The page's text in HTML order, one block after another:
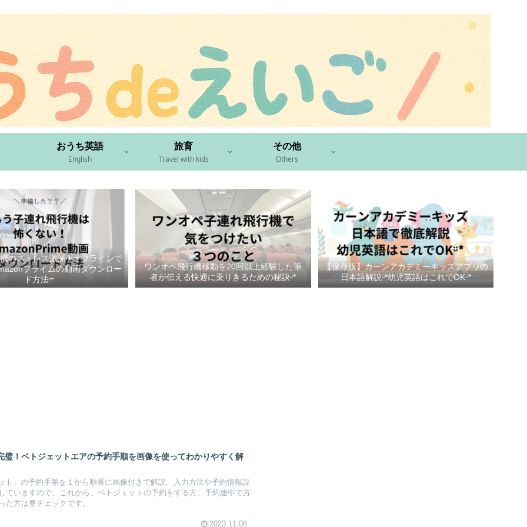
おうち英語
English
旅育
Travel with kids
その他
Others
のストレス激減✈︎オフラインで
プライムの動画ダウンロー
ド方法ෆ ‬
ワンオペ飛行機移動を20回以上経験した筆
者が伝える快適に乗りきるための秘訣ᵕ̈*
【保存版】カーンアカデミーキッズアプリの
日本語解説ᵕ̈*幼児英語はこれでOKᵕ̈*
璧！ベトジェットエアの予約手順を画像を使ってわかりやすく解
ト」の予約手順を１から順番に画像付きで解説。入力方法や予約情報設
ていますので、これから、ベトジェットの予約をする方、予約途中で方
た方は要チェックです。
2023.11.08